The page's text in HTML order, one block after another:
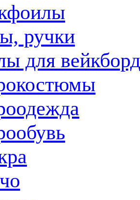
ручки
для